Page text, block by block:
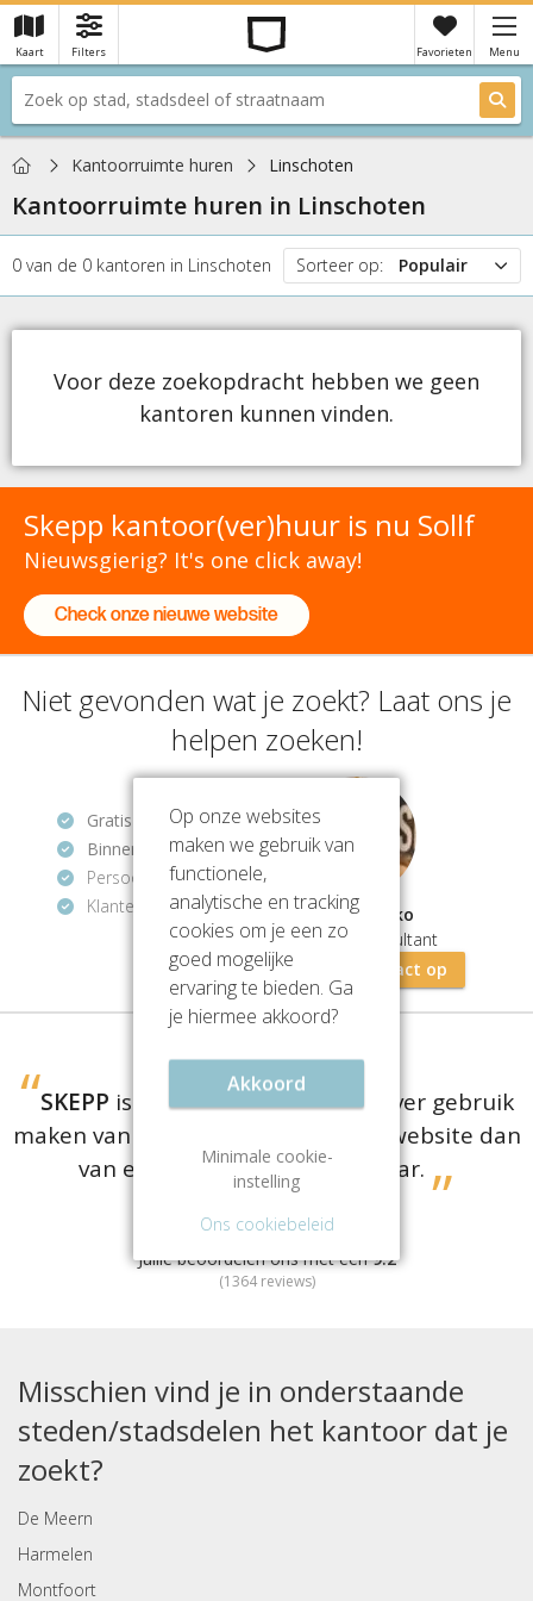
Kaart Filters Favorieten Menu
Je hebt nog geen favorieten ×
HomeKantoorruimte huren Linschoten
Kantoorruimte huren in Linschoten
0 van de 0 kantoren in Linschoten Sorteer op:
Populair
Populair
Prijs
Nieuw
Voor deze zoekopdracht hebben we geen
kantoren kunnen vinden.
Skepp kantoor(ver)huur is nu Sollf
Nieuwsgierig? It's one click away!
Check onze nieuwe website
Niet gevonden wat je zoekt? Laat ons je
helpen zoeken!
Gratis en vrijblijvend
Binnen 1 uurantwoord
Persoonlijke hulp
Klantenbeoordeling9.2/10 Mathios Zeko
Vastgoedconsultant
Neem contact op
SKEPP is er voor bedrijven die liever gebruik
maken van een
vergelijkingswebsite dan
van een dure aanhuurmakelaar.
Jullie beoordelen ons met een9.2
(1364reviews)
Misschien vind je in onderstaande
steden/stadsdelen het kantoor dat je
zoekt?
De Meern
Harmelen
Montfoort
Op onze websites
maken we gebruik van
functionele,
analytische en tracking
cookies om je een zo
goed mogelijke
ervaring te bieden. Ga
je hiermee akkoord?
Akkoord
Minimale cookie-
instelling
Ons cookiebeleid